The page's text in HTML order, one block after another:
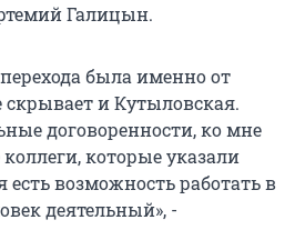
Галицын.
была именно от
скрывает и Кутыловская.
договоренности, ко мне
которые указали
есть возможность работать в
деятельный», -